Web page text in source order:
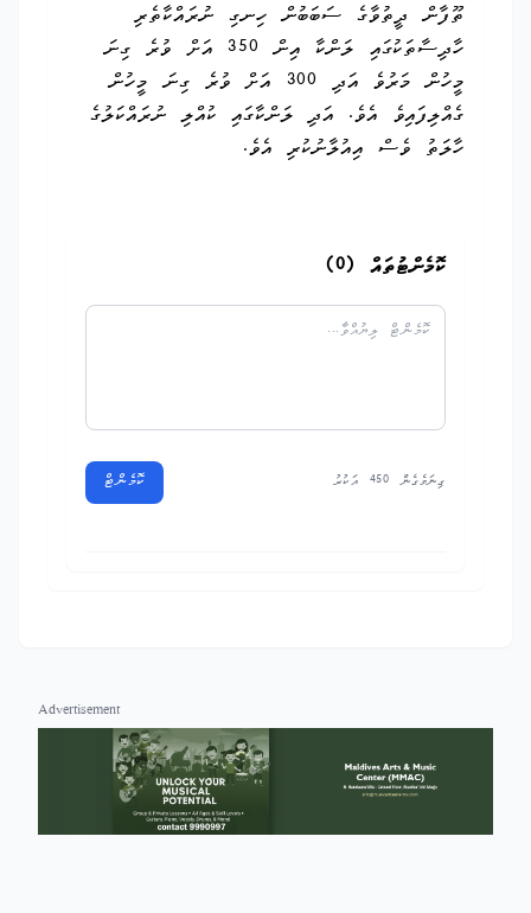
ތޫފާން ދީތުވާގެ ސަބަބުން ހިނގި ނުރައްކާތެރި
ހާދިސާތަކުގައި ލަންކާ އިން 350 އަށް ވުރެ ގިނަ
މީހުން މަރުވެ އަދި 300 އަށް ވުރެ ގިނަ މީހުން
ގެއްލިފައިވެ އެވެ. އަދި ލަންކާގައި ކުއްލި ނުރައްކަލުގެ
ހާލަތު ވެސް އިއުލާނުކުރި އެވެ.
ކޮމެންޓުތައް (0
)
ގިނަވެގެން 450 އަކުރު ކޮމެންޓް
Advertisement